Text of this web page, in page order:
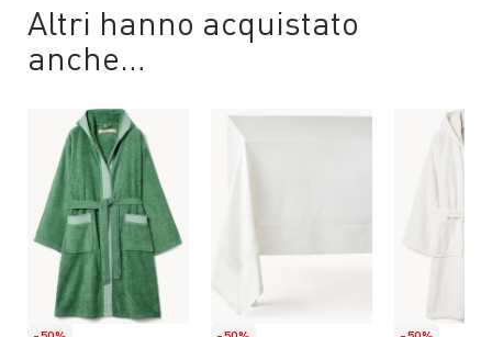
Altri hanno acquistato
anche…